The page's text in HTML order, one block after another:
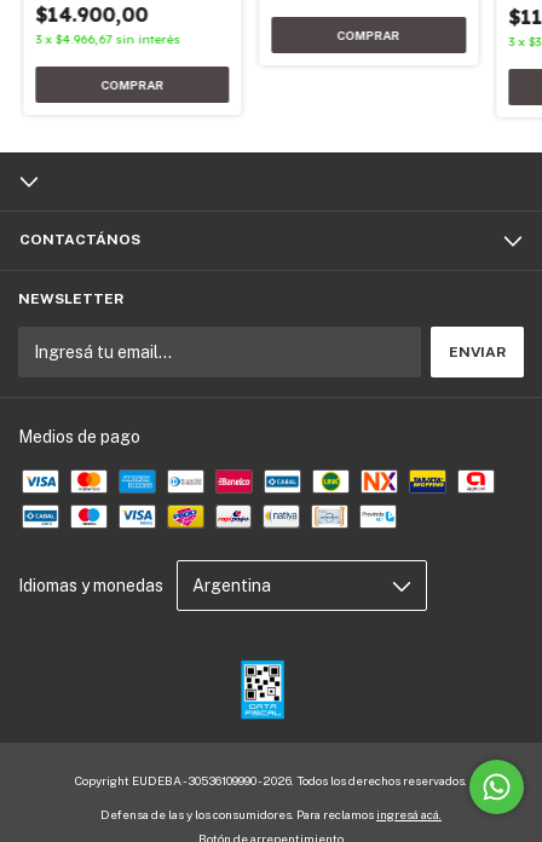
$14.900,00
3 x $4.966,67 sin interés 3 x
CONTACTÁNOS
NEWSLETTER
Medios de pago
Idiomas y monedas
Copyright EUDEBA - 30536109990 - 2026. Todos los derechos reservados.
Defensa de las y los consumidores. Para reclamos ingresá acá.
Botón de arrepentimiento